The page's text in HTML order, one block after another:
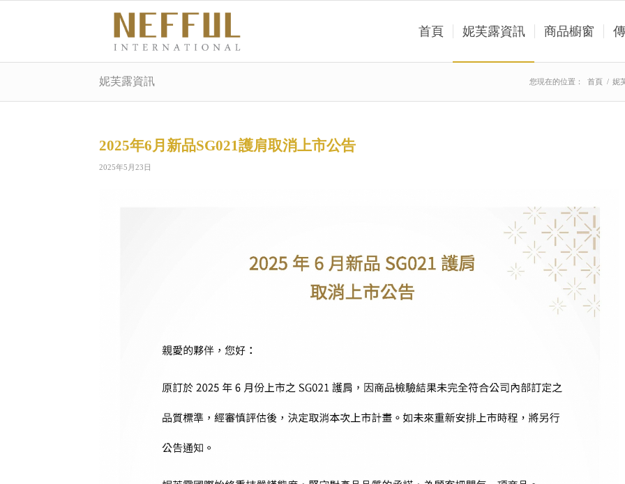
首頁 妮芙露資訊 商品櫥窗
妮芙露資訊 您現在的位置： 首頁 / 妮
2025年6月新品SG021護肩取消上市公告
2025年5月23日